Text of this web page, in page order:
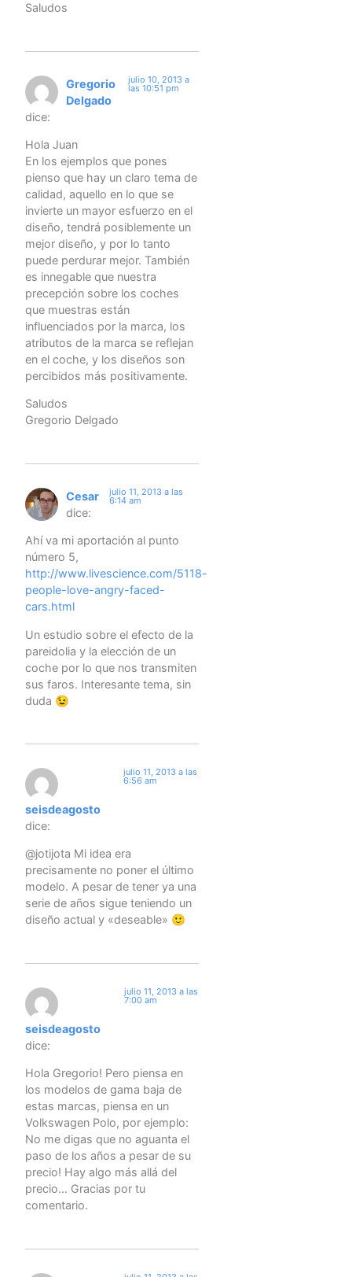
Saludos
Gregorio
Delgado
dice:
julio 10, 2013 a
las 10:51 pm
Hola Juan
En los ejemplos que pones
pienso que hay un claro tema de
calidad, aquello en lo que se
invierte un mayor esfuerzo en el
diseño, tendrá posiblemente un
mejor diseño, y por lo tanto
puede perdurar mejor. También
es innegable que nuestra
precepción sobre los coches
que muestras están
influenciados por la marca, los
atributos de la marca se reflejan
en el coche, y los diseños son
percibidos más positivamente.
Saludos
Gregorio Delgado
Cesar
dice:
julio 11, 2013 a las
6:14 am
Ahí va mi aportación al punto
número 5,
http://www.livescience.com/5118-
people-love-angry-faced-
cars.html
Un estudio sobre el efecto de la
pareidolia y la elección de un
coche por lo que nos transmiten
sus faros. Interesante tema, sin
duda 😉
seisdeagosto
dice:
julio 11, 2013 a las
6:56 am
@jotijota Mi idea era
precisamente no poner el último
modelo. A pesar de tener ya una
serie de años sigue teniendo un
diseño actual y «deseable» 🙂
seisdeagosto
dice:
julio 11, 2013 a las
7:00 am
Hola Gregorio! Pero piensa en
los modelos de gama baja de
estas marcas, piensa en un
Volkswagen Polo, por ejemplo:
No me digas que no aguanta el
paso de los años a pesar de su
precio! Hay algo más allá del
precio… Gracias por tu
comentario.